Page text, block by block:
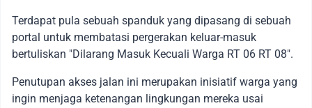
Terdapat pula sebuah spanduk yang dipasang di sebuah
portal untuk membatasi pergerakan keluar-masuk
bertuliskan "Dilarang Masuk Kecuali Warga RT 06 RT 08".
Penutupan akses jalan ini merupakan inisiatif warga yang
ingin menjaga ketenangan lingkungan mereka usai